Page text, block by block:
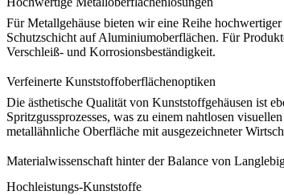
Für Metallgehäuse bieten wir eine Reihe
Schutzschicht auf Aluminiumoberflächen. Für
Verschleiß- und Korrosionsbeständigkeit.
Verfeinerte Kunststoffoberflächenoptiken
Die ästhetische Qualität von Kunststoffgehäusen ist
Spritzgussprozesses, was zu einem nahtlosen
metallähnliche Oberfläche mit ausgezeichneter
Materialwissenschaft hinter der Balance von
Hochleistungs-Kunststoffe